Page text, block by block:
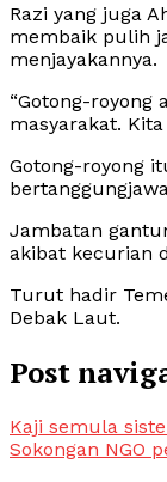
Razi yang juga
membaik pulih
menjayakannya.
“Gotong-
masyarakat.
Gotong-royong
Jambatan
akibat kecurian
Turut hadir
Debak Laut.
Post
Kaji semula
Sokongan NGO